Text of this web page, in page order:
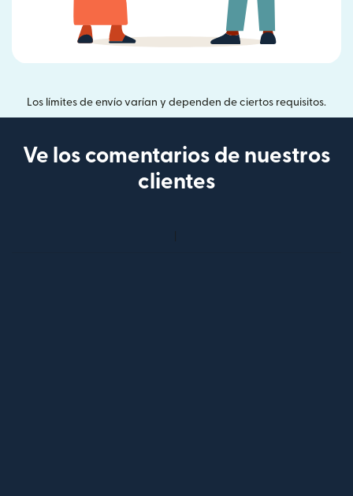
Los límites de envío varían y dependen de ciertos requisitos.
Ve los comentarios de nuestros
clientes